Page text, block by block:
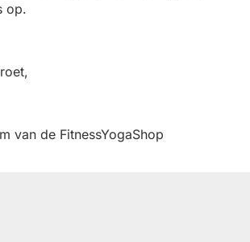
op.
van de FitnessYogaShop